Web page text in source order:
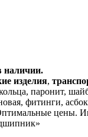
наличии.
изделия,
паронит,
фитинги,
цены.